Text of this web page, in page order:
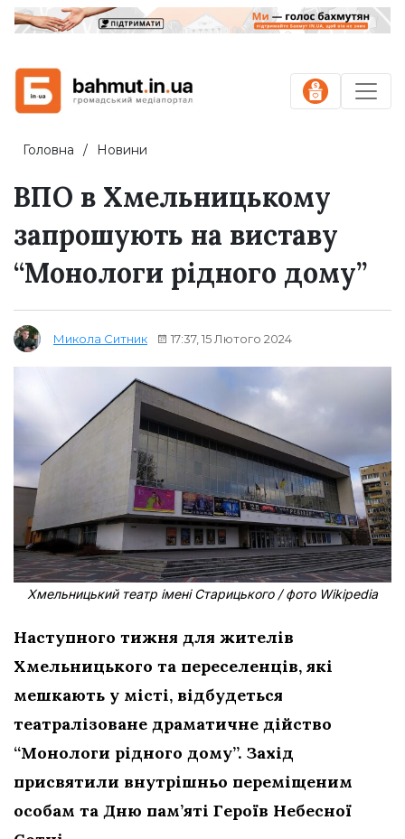
Головна Новини
ВПО в Хмельницькому
запрошують на виставу
“Монологи рідного дому”
Микола Ситник 17:37, 15 Лютого 2024
Хмельницький театр імені Старицького / фото Wikipedia
Наступного тижня для жителів
Хмельницького та переселенців, які
мешкають у місті, відбудеться
театралізоване драматичне дійство
“Монологи рідного дому”. Захід
присвятили внутрішньо переміщеним
особам та Дню пам’яті Героїв Небесної